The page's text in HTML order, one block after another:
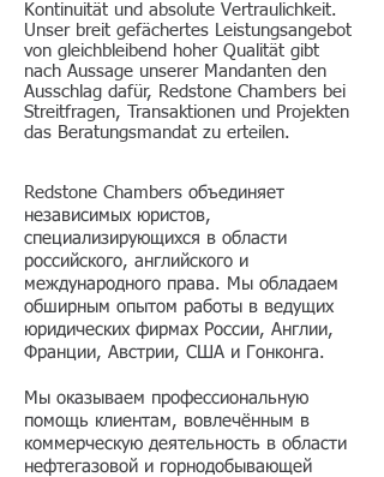
Kontinuität und absolute Vertraulichkeit.
Unser breit gefächertes Leistungsangebot
von gleichbleibend hoher Qualität gibt
nach Aussage unserer Mandanten den
Ausschlag dafür, Redstone Chambers bei
Streitfragen, Transaktionen und Projekten
das Beratungsmandat zu erteilen.
Redstone Chambers объединяет
независимых юристов,
специализирующихся в области
российского, английского и
международного права. Мы обладаем
обширным опытом работы в ведущих
юридических фирмах России, Англии,
Франции, Австрии, США и Гонконга.
Мы оказываем профессиональную
помощь клиентам, вовлечённым в
коммерческую деятельность в области
нефтегазовой и горнодобывающей